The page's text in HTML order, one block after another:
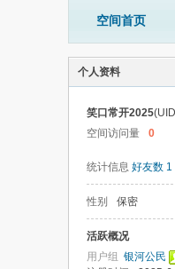
空间首页
个人资料
笑口常开2025
空间访问量
0
统计信息 好友数 1
性别 保密
活跃概况
用户组 银河公民